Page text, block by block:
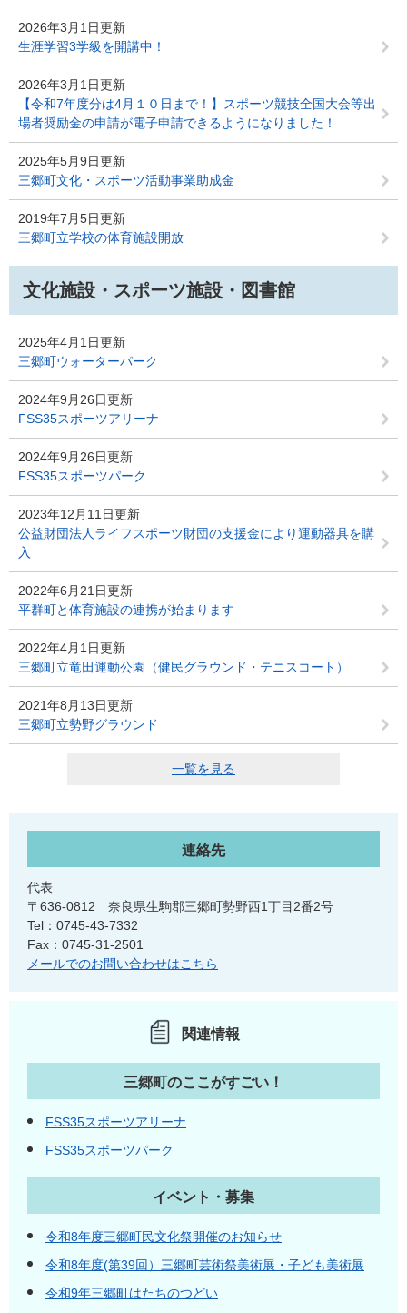
2026年3月1日更新
生涯学習3学級を開講中！
2026年3月1日更新
【令和7年度分は4月１０日まで！】スポーツ競技全国大会等出
場者奨励金の申請が電子申請できるようになりました！
2025年5月9日更新
三郷町文化・スポーツ活動事業助成金
2019年7月5日更新
三郷町立学校の体育施設開放
文化施設・スポーツ施設・図書館
2025年4月1日更新
三郷町ウォーターパーク
2024年9月26日更新
FSS35スポーツアリーナ
2024年9月26日更新
FSS35スポーツパーク
2023年12月11日更新
公益財団法人ライフスポーツ財団の支援金により運動器具を購
入
2022年6月21日更新
平群町と体育施設の連携が始まります
2022年4月1日更新
三郷町立竜田運動公園（健民グラウンド・テニスコート）
2021年8月13日更新
三郷町立勢野グラウンド
一覧を見る
連絡先
代表
〒636-0812 奈良県生駒郡三郷町勢野西1丁目2番2号
Tel：0745-43-7332
Fax：0745-31-2501
メールでのお問い合わせはこちら
関連情報
三郷町のここがすごい！
FSS35スポーツアリーナ
FSS35スポーツパーク
イベント・募集
令和8年度三郷町民文化祭開催のお知らせ
令和8年度(第39回）三郷町芸術祭美術展・子ども美術展
令和9年三郷町はたちのつどい